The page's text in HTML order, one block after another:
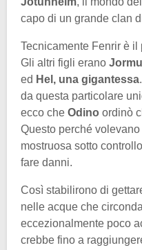
capo di un grande clan
Tecnicamente Fenrir è
Gli altri figli erano
ed Hel, una gigantessa
da questa particolare
ecco che Odino ordinò
Questo perché
mostruosa sotto
fare danni.
Così stabilirono di
nelle acque che
eccezionalmente poco
crebbe fino a